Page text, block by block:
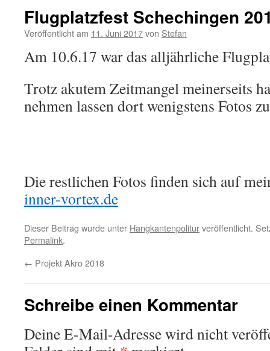
Flugplatzfest Schechingen
Veröffentlicht am 11. Juni 2017von Stefan
Am 10.6.17 war das alljährliche
Trotz akutem Zeitmangel meinerseits
nehmen lassen dort wenigstens Fotos
Die restlichen Fotos finden sich auf
inner-vortex.de
Dieser Beitrag wurde unter Hangkantenpoliturveröffentlicht.
Permalink.
← Projekt Akro 2018
Schreibe einen Kommentar
Deine E-Mail-Adresse wird nicht